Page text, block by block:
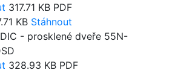
317.71 KB PDF
KB Stáhnout
- prosklené dveře 55N-
328.93 KB PDF